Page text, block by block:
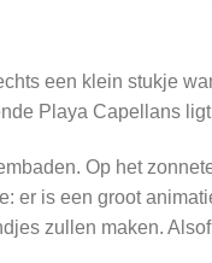
een klein stukje
Playa Capellans
Op het
er is een groot
zullen maken.